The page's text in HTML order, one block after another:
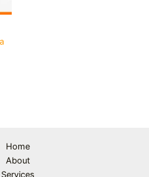
Home
About
Services